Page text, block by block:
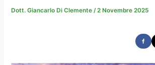
Dott. Giancarlo Di Clemente/2 Novembre 2025